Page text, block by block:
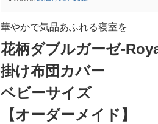
華やかで気品あふれる寝室を
花柄ダブルガーゼ-
掛け布団カバー
ベビーサイズ
【オーダーメイド】